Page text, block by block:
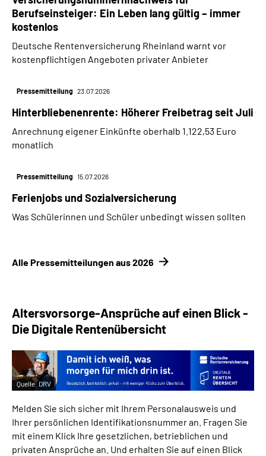
Berufseinsteiger: Ein Leben lang gültig – immer
kostenlos
Deutsche Rentenversicherung Rheinland warnt vor
kostenpflichtigen Angeboten privater Anbieter
Pressemitteilung 23.07.2026
Hinterbliebenenrente: Höherer Freibetrag seit Juli
Anrechnung eigener Einkünfte oberhalb 1.122,53 Euro
monatlich
Pressemitteilung 15.07.2026
Ferienjobs und Sozialversicherung
Was Schülerinnen und Schüler unbedingt wissen sollten
Alle Pressemitteilungen aus 2026
Altersvorsorge-Ansprüche auf einen Blick -
Die Digitale Rentenübersicht
Quelle:DRV
Melden Sie sich sicher mit Ihrem Personalausweis und
Ihrer persönlichen Identifikationsnummer an. Fragen Sie
mit einem Klick Ihre gesetzlichen, betrieblichen und
privaten Ansprüche an. Und erhalten Sie auf einen Blick